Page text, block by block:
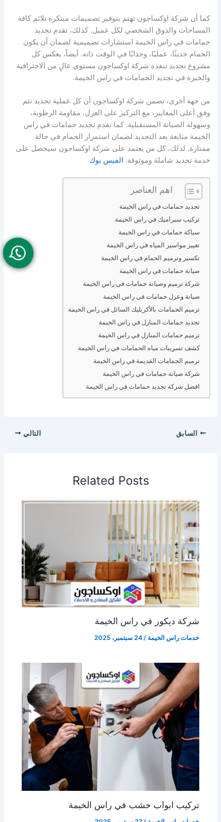
كما أن شركة اوكساجون تهتم بتوفير تصميمات مبتكرة تلائم كافة
المساحات والذوق الشخصي لكل عميل. كذلك، تقدم تجديد
حمامات في راس الخيمة استشارات تصميمية لضمان أن يكون
الحمام حديثًا، عمليًا، وجذابًا في الوقت ذاته. أيضاً، يعكس كل
مشروع تجديد تنفذه شركة اوكساجون مستوى عالٍ من الاحترافية
والخبرة في تجديد الحمامات في راس الخيمة.
من جهة أخرى، تضمن شركة اوكساجون أن كل عملية تجديد تتم
وفق أعلى المعايير، مع التركيز على العزل، مقاومة الرطوبة،
وسهولة الصيانة المستقبلية. كما تقدم تجديد حمامات في راس
الخيمة متابعة بعد التجديد لضمان استمرار الحمام في حالة
ممتازة. لذلك، كل من يعتمد على شركة اوكساجون سيحصل على
خدمة تجديد شاملة وموثوقة. الفيس بوك
اهم العناصر
تجديد حمامات في راس الخيمة
تركيب سيراميك في راس الخيمة
سباكة حمامات في راس الخيمة
تغيير مواسير المياه في راس الخيمة
تكسير وترميم الحمام في راس الخيمة
صيانة حمامات في راس الخيمة
شركة ترميم وصيانة حمامات في راس الخيمة
صيانة وعزل حمامات في راس الخيمة
ترميم الحمامات بالأكريليك السائل في راس الخيمة
تجديد حمامات المنازل في راس الخيمة
ترميم حمامات المنازل في راس الخيمة
كشف تسريبات مياه الحمامات في راس الخيمة
ترميم الحمامات القديمة في راس الخيمة
شركة صيانة حمامات في راس الخيمة
افضل شركة تجديد حمامات في راس الخيمة
السابق التالي
Related Posts
شركة ديكور في راس الخيمة
خدمات راس الخيمة /24 سبتمبر، 2025
تركيب ابواب خشب في راس الخيمة